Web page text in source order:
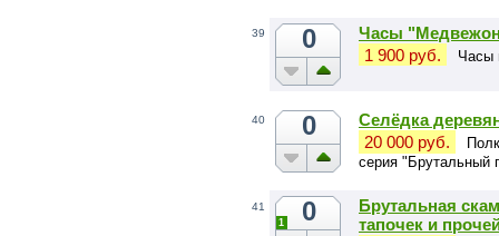
39 0
Часы
1 900 руб.
Часы
40 0
Селёдка
20 000 руб.
серия "Брутальный
41 0
1
Брутальная
тапочек и